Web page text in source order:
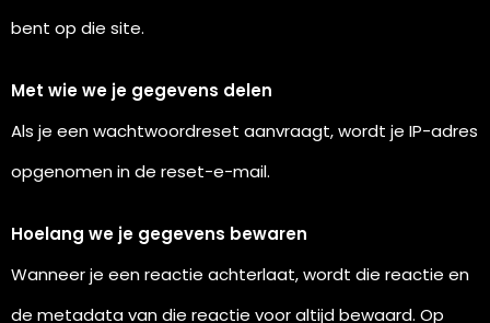
bent op die site.
Met wie we je gegevens delen
Als je een wachtwoordreset aanvraagt, wordt je IP-adres
opgenomen in de reset-e-mail.
Hoelang we je gegevens bewaren
Wanneer je een reactie achterlaat, wordt die reactie en
de metadata van die reactie voor altijd bewaard. Op